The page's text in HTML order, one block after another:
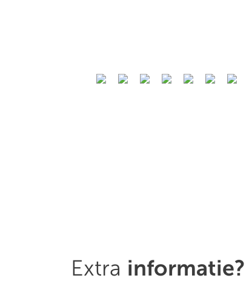
Extra informatie?